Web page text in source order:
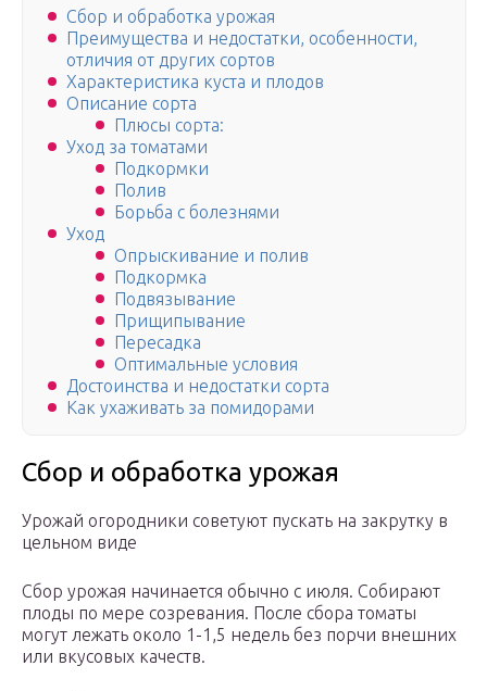
Сбор и обработка урожая
Преимущества и недостатки, особенности,
отличия от других сортов
Характеристика куста и плодов
Описание сорта
Плюсы сорта:
Уход за томатами
Подкормки
Полив
Борьба с болезнями
Уход
Опрыскивание и полив
Подкормка
Подвязывание
Прищипывание
Пересадка
Оптимальные условия
Достоинства и недостатки сорта
Как ухаживать за помидорами
Сбор и обработка урожая
Урожай огородники советуют пускать на закрутку в
цельном виде
Сбор урожая начинается обычно с июля. Собирают
плоды по мере созревания. После сбора томаты
могут лежать около 1-1,5 недель без порчи внешних
или вкусовых качеств.